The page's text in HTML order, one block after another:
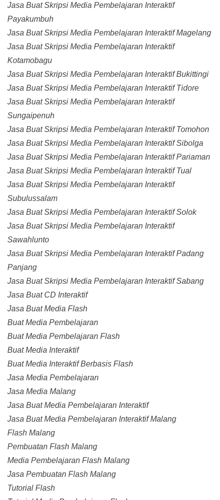
Jasa Buat Skripsi Media Pembelajaran Interaktif
Payakumbuh
Jasa Buat Skripsi Media Pembelajaran Interaktif Magelang
Jasa Buat Skripsi Media Pembelajaran Interaktif
Kotamobagu
Jasa Buat Skripsi Media Pembelajaran Interaktif Bukittingi
Jasa Buat Skripsi Media Pembelajaran Interaktif Tidore
Jasa Buat Skripsi Media Pembelajaran Interaktif
Sungaipenuh
Jasa Buat Skripsi Media Pembelajaran Interaktif Tomohon
Jasa Buat Skripsi Media Pembelajaran Interaktif Sibolga
Jasa Buat Skripsi Media Pembelajaran Interaktif Pariaman
Jasa Buat Skripsi Media Pembelajaran Interaktif Tual
Jasa Buat Skripsi Media Pembelajaran Interaktif
Subulussalam
Jasa Buat Skripsi Media Pembelajaran Interaktif Solok
Jasa Buat Skripsi Media Pembelajaran Interaktif
Sawahlunto
Jasa Buat Skripsi Media Pembelajaran Interaktif Padang
Panjang
Jasa Buat Skripsi Media Pembelajaran Interaktif Sabang
Jasa Buat CD Interaktif
Jasa Buat Media Flash
Buat Media Pembelajaran
Buat Media Pembelajaran Flash
Buat Media Interaktif
Buat Media Interaktif Berbasis Flash
Jasa Media Pembelajaran
Jasa Media Malang
Jasa Buat Media Pembelajaran Interaktif
Jasa Buat Media Pembelajaran Interaktif Malang
Flash Malang
Pembuatan Flash Malang
Media Pembelajaran Flash Malang
Jasa Pembuatan Flash Malang
Tutorial Flash